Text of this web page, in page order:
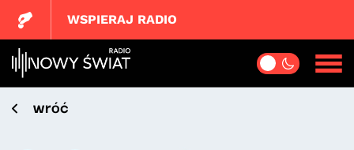
WSPIERAJ RADIO
wróć